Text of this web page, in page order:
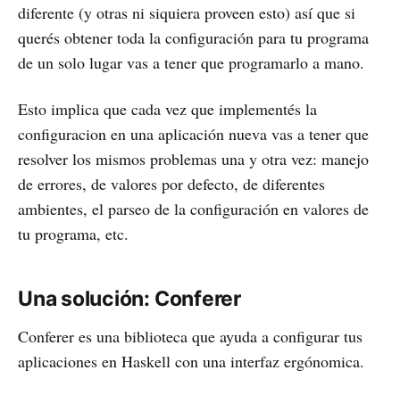
diferente (y otras ni siquiera proveen esto) así que si
querés obtener toda la configuración para tu programa
de un solo lugar vas a tener que programarlo a mano.
Esto implica que cada vez que implementés la
configuracion en una aplicación nueva vas a tener que
resolver los mismos problemas una y otra vez: manejo
de errores, de valores por defecto, de diferentes
ambientes, el parseo de la configuración en valores de
tu programa, etc.
Una solución: Conferer
Conferer es una biblioteca que ayuda a configurar tus
aplicaciones en Haskell con una interfaz ergónomica.